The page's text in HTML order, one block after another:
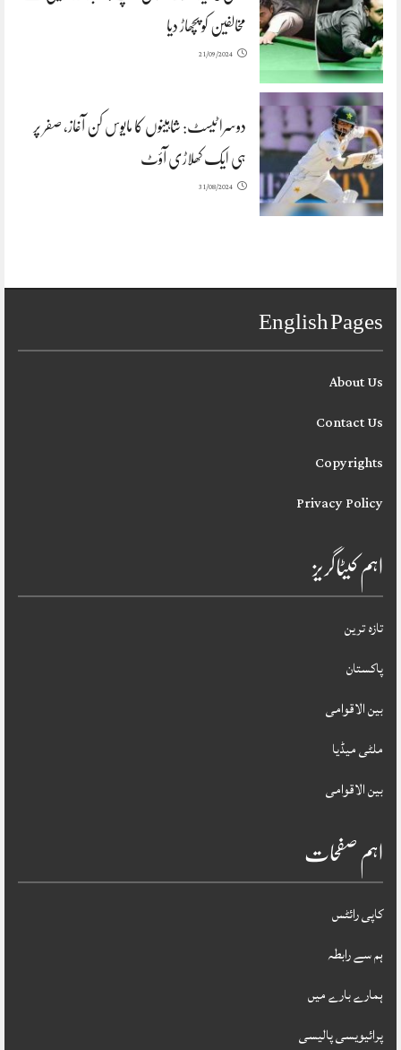
مخالفین کو پچھاڑ دیا
21/09/2024
دوسرا ٹیسٹ: شاہینوں کا مایوس کن آغاز، صفر پر
ہی ایک کھلاڑی آؤٹ
31/08/2024
English Pages
About Us
Contact Us
Copyrights
Privacy Policy
اہم کیٹاگریز
تازہ ترین
پاکستان
بین الاقوامی
ملٹی میڈیا
بین الاقوامی
اہم صفحات
کاپی رائٹس
ہم سے رابطہ
ہمارے بارے میں
پرائیویسی پالیسی